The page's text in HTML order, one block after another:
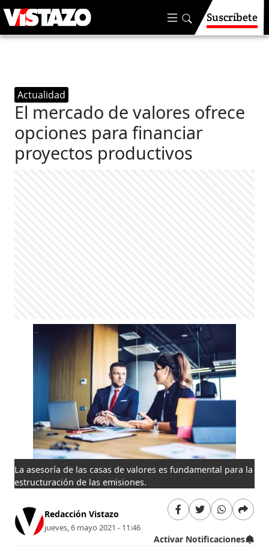
Suscríbete
Actualidad
El mercado de valores ofrece
opciones para financiar
proyectos productivos
La asesoría de las casas de valores es fundamental para la
estructuración de las emisiones.
Redacción Vistazo
jueves, 6 mayo 2021 - 11:46
Activar Notificaciones